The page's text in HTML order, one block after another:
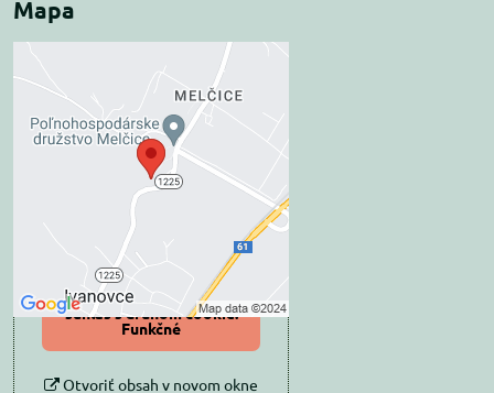
Mapa
Externý obsah je
blokovaný Voľbami
súkromia
Prajete si načítať externý obsah?
Povoliť tentokrát
Povoliť a zapamätať -
súhlas s druhom cookie:
Funkčné
Otvoriť obsah v novom okne